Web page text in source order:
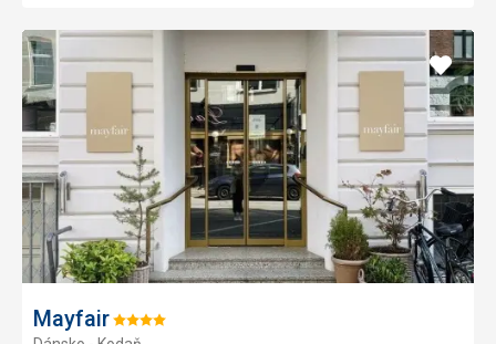
MayfairHodnotenie:
Pridať
do